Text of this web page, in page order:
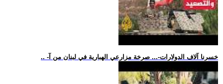
.. -خسرنا آلاف الدولارات-... صرخة مزارعي الهبارية في لبنان من آ